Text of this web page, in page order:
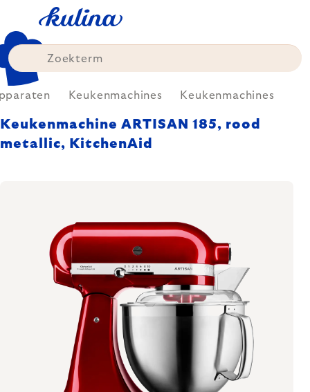
content
Keukenmachines Keukenmachines
Keukenmachine ARTISAN 185, rood
metallic, KitchenAid